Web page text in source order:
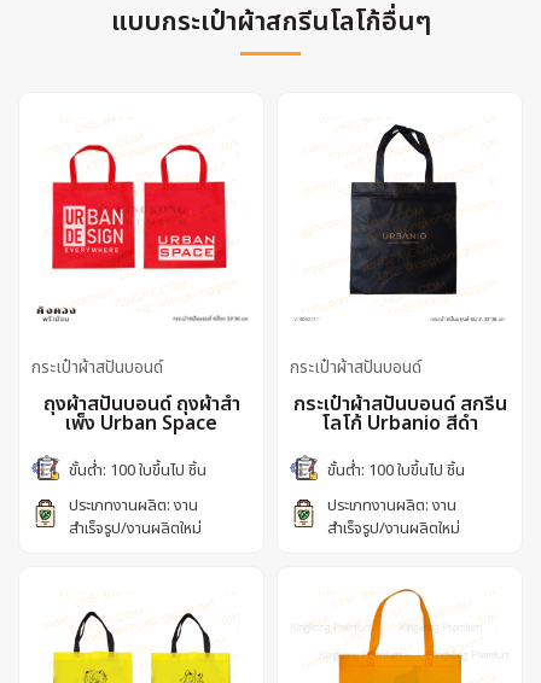
แบบกระเป๋าผ้าสกรีนโลโก้อื่นๆ
กระเป๋าผ้าสปันบอนด์
ถุงผ้าสปันบอนด์ ถุงผ้าสำ
เพ็ง Urban Space
ขั้นต่ำ: 100 ใบขึ้นไป ชิ้น
ประเภทงานผลิต: งาน
สำเร็จรูป/งานผลิตใหม่
กระเป๋าผ้าสปันบอนด์
กระเป๋าผ้าสปันบอนด์ สกรีน
โลโก้ Urbanio สีดำ
ขั้นต่ำ: 100 ใบขึ้นไป ชิ้น
ประเภทงานผลิต: งาน
สำเร็จรูป/งานผลิตใหม่